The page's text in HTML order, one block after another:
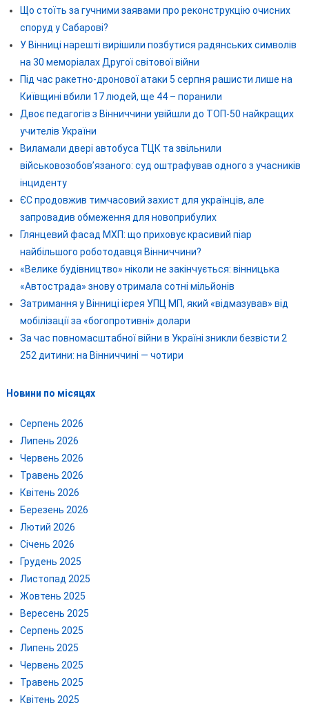
Що стоїть за гучними заявами про реконструкцію очисних
споруд у Сабарові?
У Вінниці нарешті вирішили позбутися радянських символів
на 30 меморіалах Другої світової війни
Під час ракетно-дронової атаки 5 серпня рашисти лише на
Київщині вбили 17 людей, ще 44 – поранили
Двоє педагогів з Вінниччини увійшли до ТОП-50 найкращих
учителів України
Виламали двері автобуса ТЦК та звільнили
військовозобов’язаного: суд оштрафував одного з учасників
інциденту
ЄС продовжив тимчасовий захист для українців, але
запровадив обмеження для новоприбулих
Глянцевий фасад МХП: що приховує красивий піар
найбільшого роботодавця Вінниччини?
«Велике будівництво» ніколи не закінчується: вінницька
«Автострада» знову отримала сотні мільйонів
Затримання у Вінниці ієрея УПЦ МП, який «відмазував» від
мобілізації за «богопротивні» долари
За час повномасштабної війни в Україні зникли безвісти 2
252 дитини: на Вінниччині — чотири
Новини по місяцях
Серпень 2026
Липень 2026
Червень 2026
Травень 2026
Квітень 2026
Березень 2026
Лютий 2026
Січень 2026
Грудень 2025
Листопад 2025
Жовтень 2025
Вересень 2025
Серпень 2025
Липень 2025
Червень 2025
Травень 2025
Квітень 2025